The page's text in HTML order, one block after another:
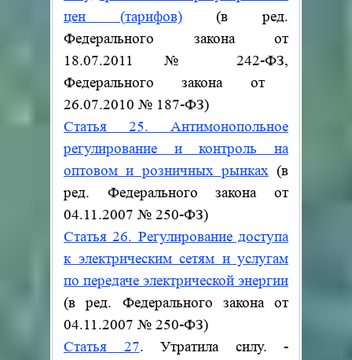
цен (тарифов)
(в ред.
Федерального закона от
18.07.2011№ 242-ФЗ,
Федерального закона от
26.07.2010 № 187-ФЗ)
Статья 25. Антимонопольное
регулирование и контроль на
оптовом и розничных рынках (в
ред. Федерального закона от
04.11.2007 № 250-ФЗ)
Статья 26. Регулирование доступа
к электрическим сетям и услугам
по передаче электрической энергии
(в ред. Федерального закона от
04.11.2007 № 250-ФЗ)
Статья 27. Утратила силу. -